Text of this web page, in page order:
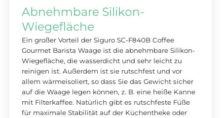
Abnehmbare Silikon-
Wiegefläche
Ein großer Vorteil der Siguro SC-F840B Coffee
Gourmet Barista Waage ist die abnehmbare Silikon-
Wiegefläche, die wasserdicht und sehr leicht zu
reinigen ist. Außerdem ist sie rutschfest und vor
allem wärmeisoliert, so dass Sie das Gewicht sicher
auf die Waage legen können, z. B. eine heiße Kanne
mit Filterkaffee. Natürlich gibt es rutschfeste Füße
für maximale Stabilität auf der Küchentheke oder